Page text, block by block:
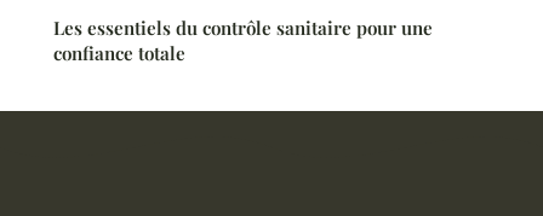
Les essentiels du contrôle sanitaire pour une
confiance totale